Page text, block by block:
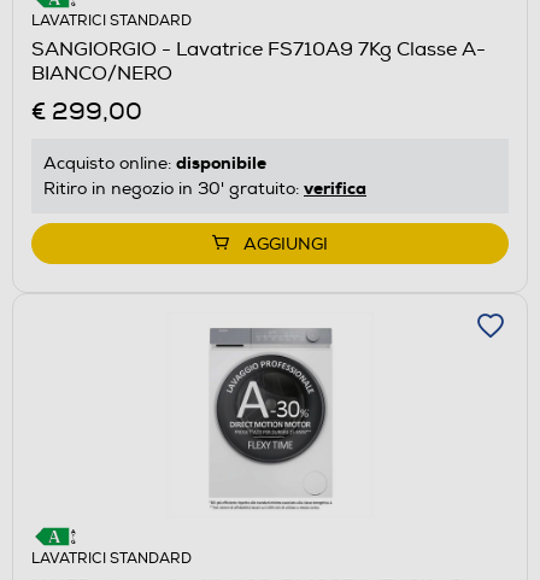
LAVATRICI STANDARD
SANGIORGIO - Lavatrice FS710A9 7Kg Classe A-
BIANCO/NERO
€ 299,00
Acquisto online: disponibile
Ritiro in negozio in 30' gratuito: verifica
AGGIUNGI
LAVATRICI STANDARD